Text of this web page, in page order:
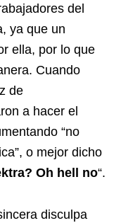
del
ya que un
ella, por lo que
Cuando
de
a hacer el
“no
o mejor dicho
Oh hell no“.
disculpa